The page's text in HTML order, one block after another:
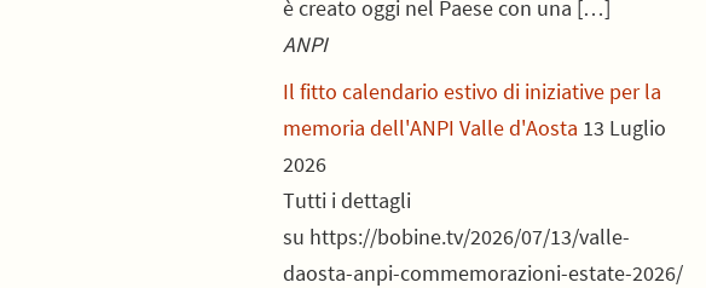
è creato oggi nel Paese con una […]
ANPI
Il fitto calendario estivo di iniziative per la
memoria dell'ANPI Valle d'Aosta 13 Luglio
2026
Tutti i dettagli
su https://bobine.tv/2026/07/13/valle-
daosta-anpi-commemorazioni-estate-2026/